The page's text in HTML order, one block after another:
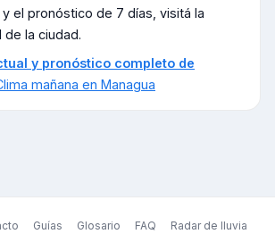
el pronóstico de 7 días, visitá la
de la ciudad.
y pronóstico completo de
mañana en Managua
Guías Glosario FAQ
Radar de lluvia